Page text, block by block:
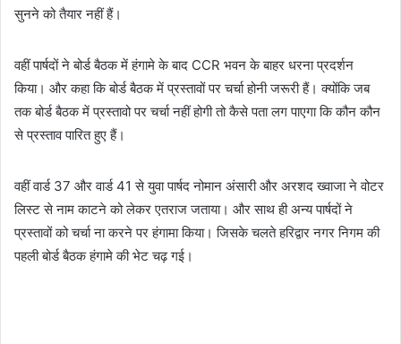
सुनने को तैयार नहीं हैं।
वहीं पार्षदों ने बोर्ड बैठक में हंगामे के बाद CCR भवन के बाहर धरना प्रदर्शन
किया। और कहा कि बोर्ड बैठक में प्रस्तावों पर चर्चा होनी जरूरी हैं। क्योंकि जब
तक बोर्ड बैठक में प्रस्तावो पर चर्चा नहीं होगी तो कैसे पता लग पाएगा कि कौन कौन
से प्रस्ताव पारित हुए हैं।
वहीं वार्ड 37 और वार्ड 41 से युवा पार्षद नोमान अंसारी और अरशद ख्वाजा ने वोटर
लिस्ट से नाम काटने को लेकर एतराज जताया। और साथ ही अन्य पार्षदों ने
प्रस्तावों को चर्चा ना करने पर हंगामा किया। जिसके चलते हरिद्वार नगर निगम की
पहली बोर्ड बैठक हंगामे की भेट चढ़ गई।